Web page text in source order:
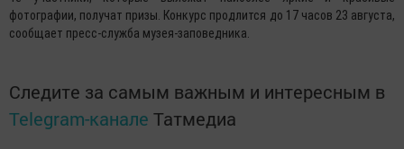
фотографии, получат призы. Конкурс продлится до 17 часов 23 августа,
сообщает пресс-служба музея-заповедника.
Следите за самым важным и интересным в
Telegram-канале Татмедиа